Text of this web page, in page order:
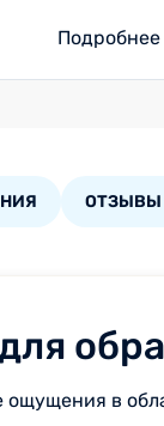
Подробнее
ОТЗЫВЫ
ощущения в